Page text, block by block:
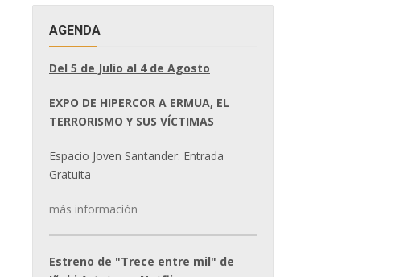
AGENDA
Del 5 de Julio al 4 de Agosto
EXPO DE HIPERCOR A ERMUA, EL
TERRORISMO Y SUS VÍCTIMAS
Espacio Joven Santander. Entrada
Gratuita
más información
Estreno de "Trece entre mil" de